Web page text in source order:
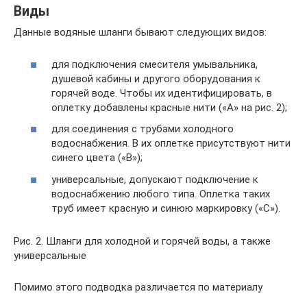
Виды
Данные водяные шланги бывают следующих видов:
для подключения смесителя умывальника,
душевой кабины и другого оборудования к
горячей воде. Чтобы их идентифицировать, в
оплетку добавлены красные нити («А» на рис. 2);
для соединения с трубами холодного
водоснабжения. В их оплетке присутствуют нити
синего цвета («В»);
универсальные, допускают подключение к
водоснабжению любого типа. Оплетка таких
труб имеет красную и синюю маркировку («С»).
Рис. 2. Шланги для холодной и горячей воды, а также
универсальные
Помимо этого подводка различается по материалу